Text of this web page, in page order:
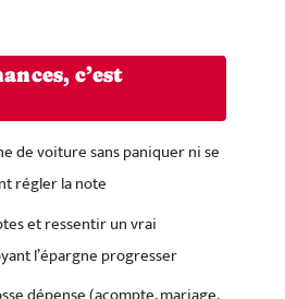
c’est
de voiture sans paniquer ni se
régler la note
et ressentir un vrai
l’épargne progresser